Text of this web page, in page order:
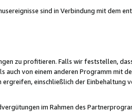
sind in Verbindung mit dem
zu profitieren. Falls wir feststellen,
von einem anderen Programm mit
einschließlich der Einbehaltung
im Rahmen des